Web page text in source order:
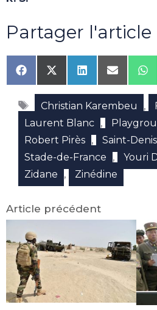
Partager l'article
Share
on
Facebook
Share
on
X
(Twitter)
Share
on
LinkedIn
Share
on
Email
on
Étiquettes
Christian Karembeu ,
Laurent Blanc ,
Robert Pirès , Saint-Denis
Stade-de-France , Youri
Zidane , Zinédine
Article précédent